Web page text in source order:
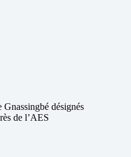
désignés
de l’AES